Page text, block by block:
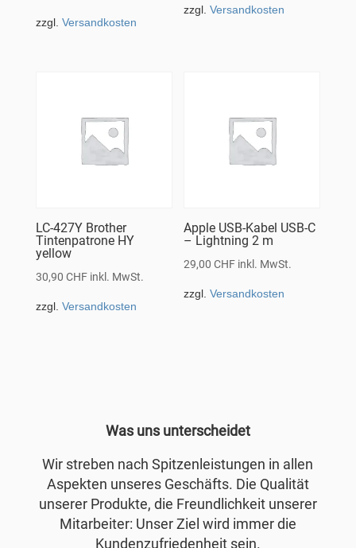
zzgl. Versandkosten
zzgl.Versandkosten
LC-427Y Brother
Tintenpatrone HY
yellow
30,90 CHF inkl. MwSt.
zzgl. Versandkosten
Apple USB-Kabel USB-C
– Lightning 2 m
29,00CHF inkl. MwSt.
zzgl.Versandkosten
Was uns unterscheidet
Wir streben nach Spitzenleistungen in allen
Aspekten unseres Geschäfts. Die Qualität
unserer Produkte, die Freundlichkeit unserer
Mitarbeiter: Unser Ziel wird immer die
Kundenzufriedenheit sein.